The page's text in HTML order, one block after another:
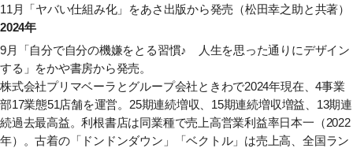
11月
「ヤバい仕組み化」
をあさ出版から発売（松田幸之助と共著）
2024年
9月
「自分で自分の機嫌をとる習慣♪ 人生を思った通りにデザイン
する」 をかや書房から発売。
株式会社プリマベーラとグループ会社ときわで2024年現在、4事業
部17業態51店舗を運営。25期連続増収、15期連続増収増益、13期連
続過去最高益。利根書店は同業種で売上高営業利益率日本一（2022
年）。古着の「ドンドンダウン」「ベクトル」は売上高、全国ラン